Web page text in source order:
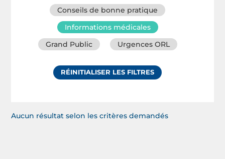
Conseils de bonne pratique
Informations médicales
Grand Public
Urgences ORL
RÉINITIALISER LES FILTRES
Aucun résultat selon les critères demandés